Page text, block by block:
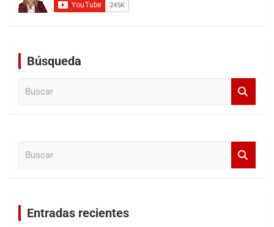
Búsqueda
Entradas recientes